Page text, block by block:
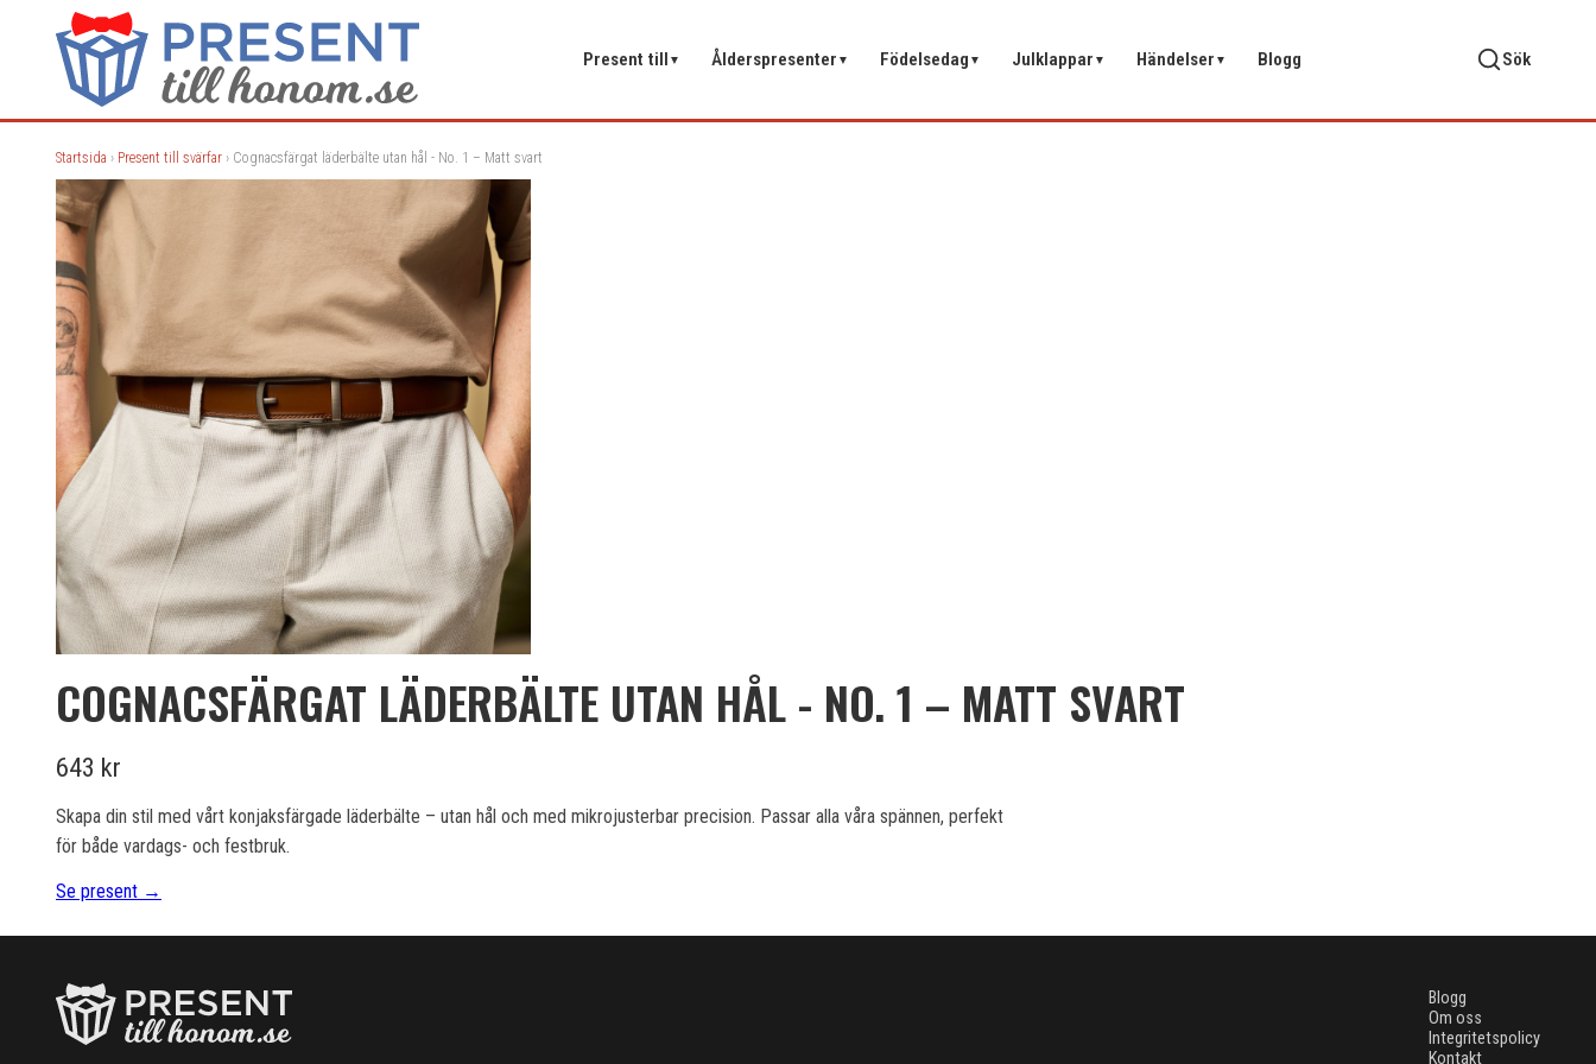
Present till ▼ Ålderspresenter ▼ Födelsedag ▼ Julklappar ▼ Händelser ▼ Blogg Sök
Startsida › Present till svärfar › Cognacsfärgat läderbälte utan hål - No. 1 – Matt svart
COGNACSFÄRGAT LÄDERBÄLTE UTAN HÅL - NO. 1 – MATT SVART
643 kr
Skapa din stil med vårt konjaksfärgade läderbälte – utan hål och med mikrojusterbar precision. Passar alla våra spännen, perfekt
för både vardags- och festbruk.
Se present →
Blogg
Om oss
Integritetspolicy
Kontakt